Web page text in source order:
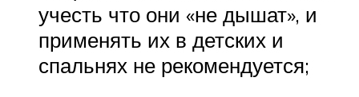
учесть что они «не дышат», и
применять их в детских и
спальнях не рекомендуется;